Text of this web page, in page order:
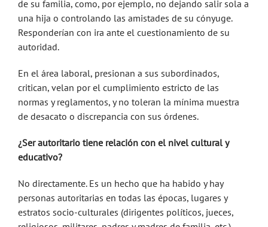
de su familia, como, por ejemplo, no dejando salir sola a
una hija o controlando las amistades de su cónyuge.
Responderían con ira ante el cuestionamiento de su
autoridad.
En el área laboral, presionan a sus subordinados,
critican, velan por el cumplimiento estricto de las
normas y reglamentos, y no toleran la mínima muestra
de desacato o discrepancia con sus órdenes.
¿Ser autoritario tiene relación con el nivel cultural y
educativo?
No directamente. Es un hecho que ha habido y hay
personas autoritarias en todas las épocas, lugares y
estratos socio-culturales (dirigentes políticos, jueces,